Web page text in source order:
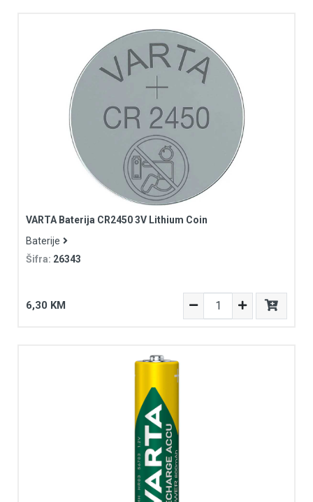
VARTA Baterija CR2450 3V Lithium Coin
Baterije
Šifra: 26343
6,30 KM